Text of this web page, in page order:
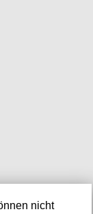
nicht